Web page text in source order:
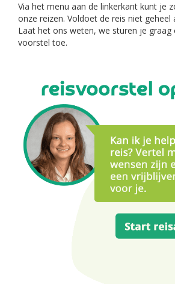
Via het menu aan de linkerkant kunt je
onze reizen. Voldoet de reis niet geheel
Laat het ons weten, we sturen je graag
voorstel toe.